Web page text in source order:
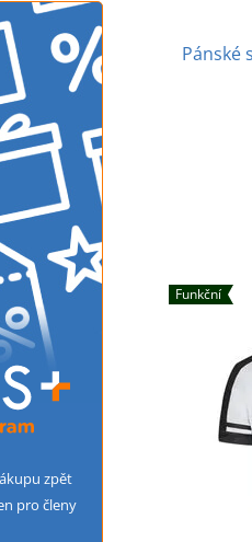
zpět
pro členy
Pánské
Funkční